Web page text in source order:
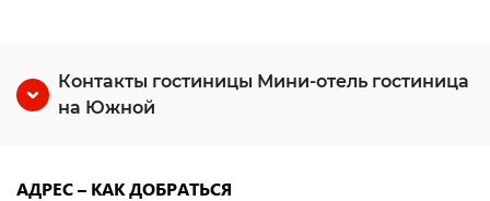
Контакты гостиницы Мини-отель гостиница
на Южной
АДРЕС – КАК ДОБРАТЬСЯ